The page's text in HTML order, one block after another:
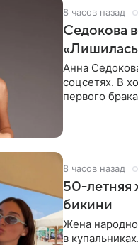
8 часов назад
Седокова
Анна
соцсетях. В
первого
8 часов назад
50-летняя
бикини
Жена
в